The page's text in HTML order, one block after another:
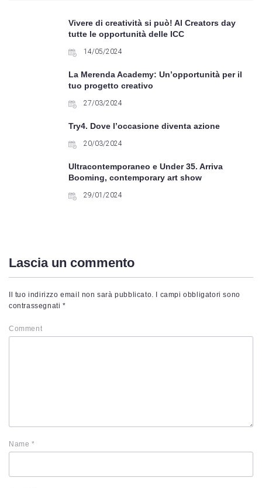
Vivere di creatività si può! Al Creators day
tutte le opportunità delle ICC
14/05/2024
La Merenda Academy: Un’opportunità per il
tuo progetto creativo
27/03/2024
Try4. Dove l’occasione diventa azione
20/03/2024
Ultracontemporaneo e Under 35. Arriva
Booming, contemporary art show
29/01/2024
Lascia un commento
Il tuo indirizzo email non sarà pubblicato.
I campi obbligatori sono
contrassegnati *
Comment
Name *